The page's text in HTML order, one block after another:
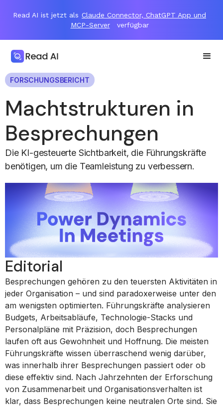
Read AI ist jetzt als Claude Connector, ChatGPT App und
MCP-Server
verfügbar
FORSCHUNGSBERICHT
Machtstrukturen in
Besprechungen
Die KI-gesteuerte Sichtbarkeit, die Führungskräfte
benötigen, um die Teamleistung zu verbessern.
Editorial
Besprechungen gehören zu den teuersten Aktivitäten in
jeder Organisation – und sind paradoxerweise unter den
am wenigsten optimierten. Führungskräfte analysieren
Budgets, Arbeitsabläufe, Technologie-Stacks und
Personalpläne mit Präzision, doch Besprechungen
laufen oft aus Gewohnheit und Hoffnung. Die meisten
Führungskräfte wissen überraschend wenig darüber,
was innerhalb ihrer Besprechungen passiert oder ob
diese effektiv sind. Nach Jahrzehnten der Erforschung
von Zusammenarbeit und Organisationsverhalten ist
klar, dass Besprechungen keine neutralen Orte sind. Sie